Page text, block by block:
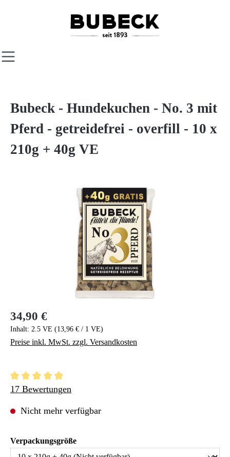
Zum Hauptinhalt springen
Bubeck - Hundekuchen - No. 3 mit
Pferd - getreidefrei - overfill - 10 x
210g + 40g VE
Bildergalerie überspringen
Regulärer Preis:
34,90 €
Inhalt: 2.5 VE (13,96 € / 1 VE)
Preise inkl. MwSt. zzgl. Versandkosten
Durchschnittliche Bewertung von 4.97 von 5 Sternen
17 Bewertungen
Nicht mehr verfügbar
Verpackungsgrößeauswählen